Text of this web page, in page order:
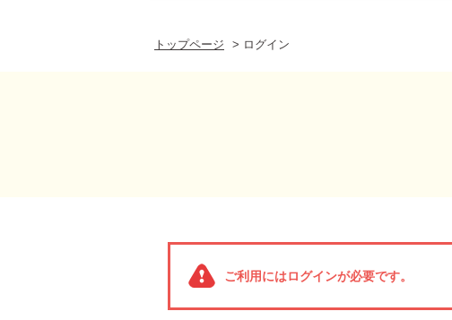
トップページ
> ログイン
ご利用にはログインが必要です。